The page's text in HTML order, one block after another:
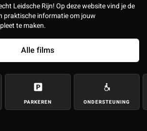
Leidsche Rijn! Op deze website vind je de
praktische informatie om jouw
te maken.
Alle films
PARKEREN ONDERSTEUNING